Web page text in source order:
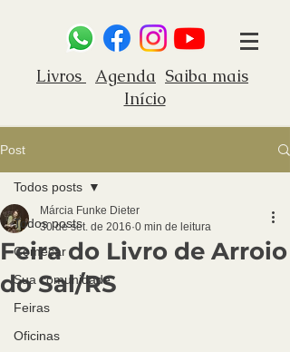
Livros Agenda Saiba mais
Início
Post
Todos posts
Começar
Sua comunidade
Feiras
Oficinas
Todos posts
Feira do Livro de Arroio
do Sal/RS
Márcia Funke Dieter
30 de set. de 2016 0 min de leitura